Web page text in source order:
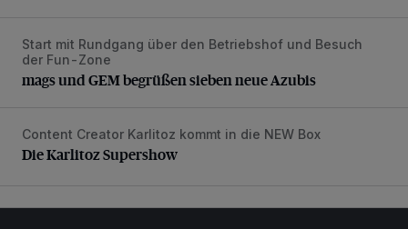
mags und GEM begrüßen sieben neue Azubis
Start mit Rundgang über den Betriebshof und Besuch
der Fun-Zone
mags und GEM begrüßen sieben neue Azubis
Die Karlitoz Supershow
Content Creator Karlitoz kommt in die NEW Box
Die Karlitoz Supershow